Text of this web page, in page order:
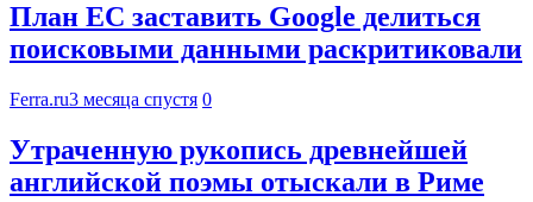
План ЕС заставить Google делиться
поисковыми данными раскритиковали
Ferra.ru3 месяца спустя 0
Утраченную рукопись древнейшей
английской поэмы отыскали в Риме